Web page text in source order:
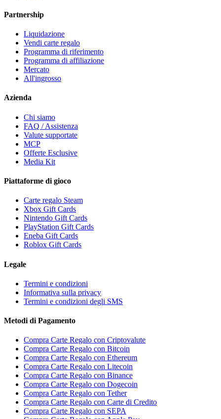
Partnership
Liquidazione
Vendi carte regalo
Programma di riferimento
Programma di affiliazione
Mercato
All'ingrosso
Azienda
Chi siamo
FAQ / Assistenza
Valute supportate
MCP
Offerte Esclusive
Media Kit
Piattaforme di gioco
Carte regalo Steam
Xbox Gift Cards
Nintendo Gift Cards
PlayStation Gift Cards
Eneba Gift Cards
Roblox Gift Cards
Legale
Termini e condizioni
Informativa sulla privacy
Termini e condizioni degli SMS
Metodi di Pagamento
Compra Carte Regalo con Criptovalute
Compra Carte Regalo con Bitcoin
Compra Carte Regalo con Ethereum
Compra Carte Regalo con Litecoin
Compra Carte Regalo con Binance
Compra Carte Regalo con Dogecoin
Compra Carte Regalo con Tether
Compra Carte Regalo con Carte di Credito
Compra Carte Regalo con SEPA